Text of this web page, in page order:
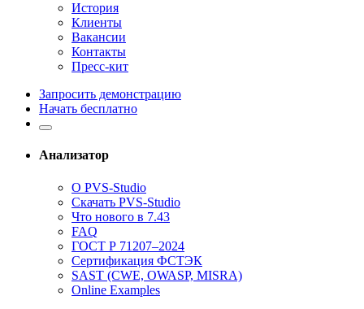
История
Клиенты
Вакансии
Контакты
Пресс-кит
Запросить демонстрацию
Начать бесплатно
Анализатор
О PVS-Studio
Скачать PVS-Studio
Что нового в 7.43
FAQ
ГОСТ Р 71207–2024
Сертификация ФСТЭК
SAST (CWE, OWASP, MISRA)
Online Examples